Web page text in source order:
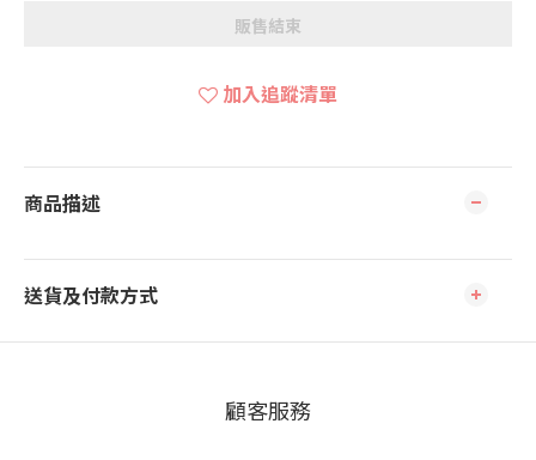
販售結束
加入追蹤清單
商品描述
送貨及付款方式
顧客服務